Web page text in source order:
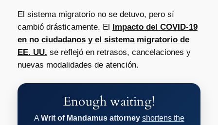
El sistema migratorio no se detuvo, pero sí
cambió drásticamente. El
Impacto del COVID-19
en no ciudadanos y el sistema migratorio de
EE. UU. se reflejó en retrasos, cancelaciones y
nuevas modalidades de atención.
Enough waiting!
A Writ of Mandamus attorney shortens the